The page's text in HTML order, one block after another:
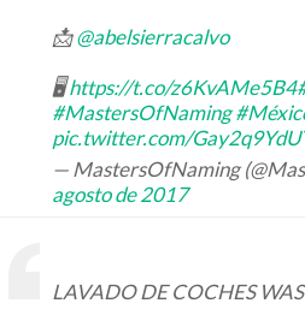
📩@abelsierracalvo
🖥https://t.co/z6KvAMe5B4
#MastersOfNaming
pic.twitter.com/
— MastersOfNaming
agosto de 2017
LAVADO DE COCHES